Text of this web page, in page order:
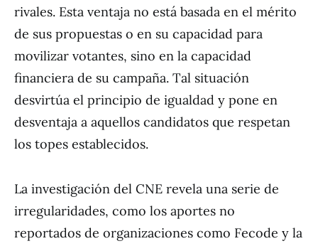
rivales. Esta ventaja no está basada en el mérito
de sus propuestas o en su capacidad para
movilizar votantes, sino en la capacidad
financiera de su campaña. Tal situación
desvirtúa el principio de igualdad y pone en
desventaja a aquellos candidatos que respetan
los topes establecidos.
La investigación del CNE revela una serie de
irregularidades, como los aportes no
reportados de organizaciones como Fecode y la